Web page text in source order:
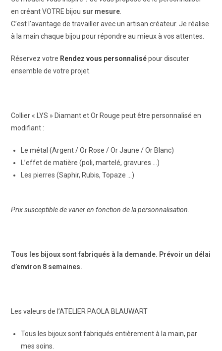
en créant VOTRE bijou sur mesure
C’est l’avantage de travailler avec un artisan créateur. Je réalise
à la main chaque bijou pour répondre au mieux à vos attentes.
Réservez votre Rendez vous personnalisépour discuter
ensemble de votre projet.
Collier « LYS » Diamant et Or Rouge peut être personnalisé en
modifiant :
Le métal (Argent / Or Rose / Or Jaune / Or Blanc)
L’effet de matière (poli, martelé, gravures …)
Les pierres (Saphir, Rubis, Topaze …)
Prix susceptible de varier en fonction de la personnalisation.
Tous les bijoux sont fabriqués à la demande. Prévoir un délai
d’environ 8 semaines.
Les valeurs de l’ATELIER PAOLA BLAUWART
Tous les bijoux sont fabriqués entièrement à la main, par
mes soins.